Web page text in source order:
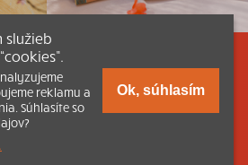
Dokumenty a články
verzia Katechizmu
kníhkupectvu
služieb
reklamu a
Súhlasíte so
Ok, súhlasím